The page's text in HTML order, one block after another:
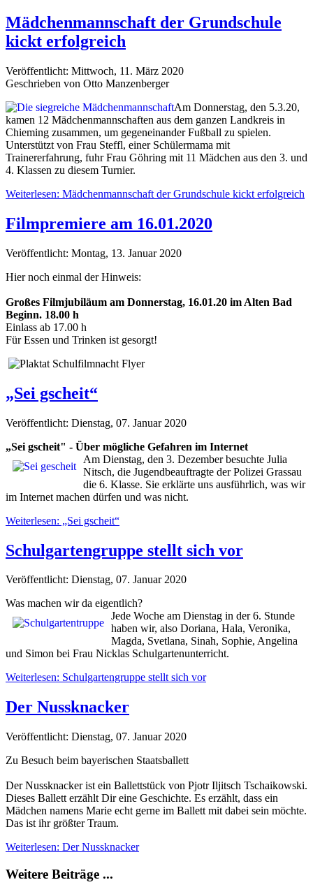
Mädchenmannschaft der Grundschule
kickt erfolgreich
Veröffentlicht: Mittwoch, 11. März 2020
Geschrieben von Otto Manzenberger
Am Donnerstag, den 5.3.20,
kamen 12 Mädchenmannschaften aus dem ganzen Landkreis in
Chieming zusammen, um gegeneinander Fußball zu spielen.
Unterstützt von Frau Steffl, einer Schülermama mit
Trainererfahrung, fuhr Frau Göhring mit 11 Mädchen aus den 3. und
4. Klassen zu diesem Turnier.
Weiterlesen: Mädchenmannschaft der Grundschule kickt erfolgreich
Filmpremiere am 16.01.2020
Veröffentlicht: Montag, 13. Januar 2020
Hier noch einmal der Hinweis:
Großes Filmjubiläum am Donnerstag, 16.01.20 im Alten Bad
Beginn. 18.00 h
Einlass ab 17.00 h
Für Essen und Trinken ist gesorgt!
„Sei gscheit“
Veröffentlicht: Dienstag, 07. Januar 2020
„Sei gscheit" - Über mögliche Gefahren im Internet
Am Dienstag, den 3. Dezember besuchte Julia
Nitsch, die Jugendbeauftragte der Polizei Grassau
die 6. Klasse. Sie erklärte uns ausführlich, was wir
im Internet machen dürfen und was nicht.
Weiterlesen: „Sei gscheit“
Schulgartengruppe stellt sich vor
Veröffentlicht: Dienstag, 07. Januar 2020
Was machen wir da eigentlich?
Jede Woche am Dienstag in der 6. Stunde
haben wir, also Doriana, Hala, Veronika,
Magda, Svetlana, Sinah, Sophie, Angelina
und Simon bei Frau Nicklas Schulgartenunterricht.
Weiterlesen: Schulgartengruppe stellt sich vor
Der Nussknacker
Veröffentlicht: Dienstag, 07. Januar 2020
Zu Besuch beim bayerischen Staatsballett
Der Nussknacker ist ein Ballettstück von Pjotr Iljitsch Tschaikowski.
Dieses Ballett erzählt Dir eine Geschichte. Es erzählt, dass ein
Mädchen namens Marie echt gerne im Ballett mit dabei sein möchte.
Das ist ihr größter Traum.
Weiterlesen: Der Nussknacker
Weitere Beiträge ...